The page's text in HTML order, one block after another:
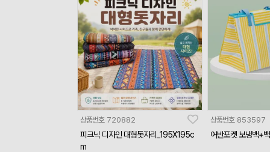
상품번호 720882
피크닉 디자인 대형돗자리_195X195c
m
상품번호 853597
어반포켓 보냉백+